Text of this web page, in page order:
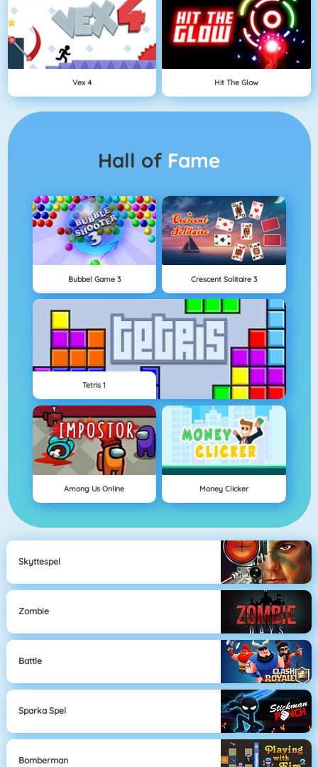
Vex 4 Hit The Glow
Hall of Fame
Bubbel Game 3 Crescent Solitaire 3
Tetris 1
Among Us Online Money Clicker
Skyttespel
Zombie
Battle
Sparka Spel
Bomberman